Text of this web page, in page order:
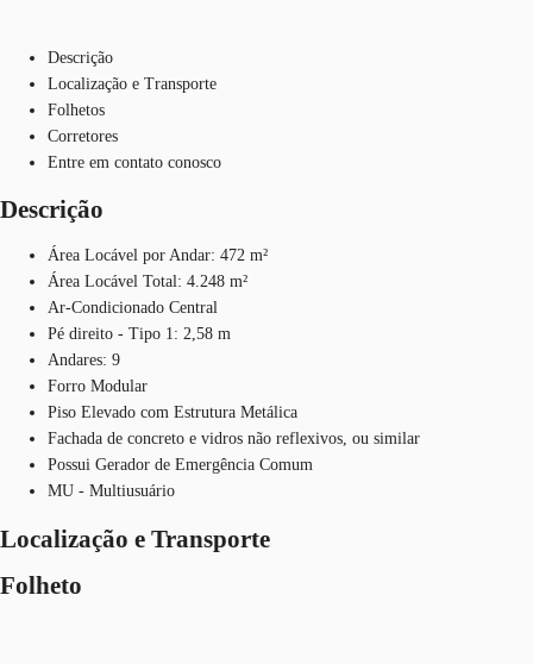
Descrição
Localização e Transporte
Folhetos
Corretores
Entre em contato conosco
Descrição
Área Locável por Andar: 472 m²
Área Locável Total: 4.248 m²
Ar-Condicionado Central
Pé direito - Tipo 1: 2,58 m
Andares: 9
Forro Modular
Piso Elevado com Estrutura Metálica
Fachada de concreto e vidros não reflexivos, ou similar
Possui Gerador de Emergência Comum
MU - Multiusuário
Localização e Transporte
Folheto